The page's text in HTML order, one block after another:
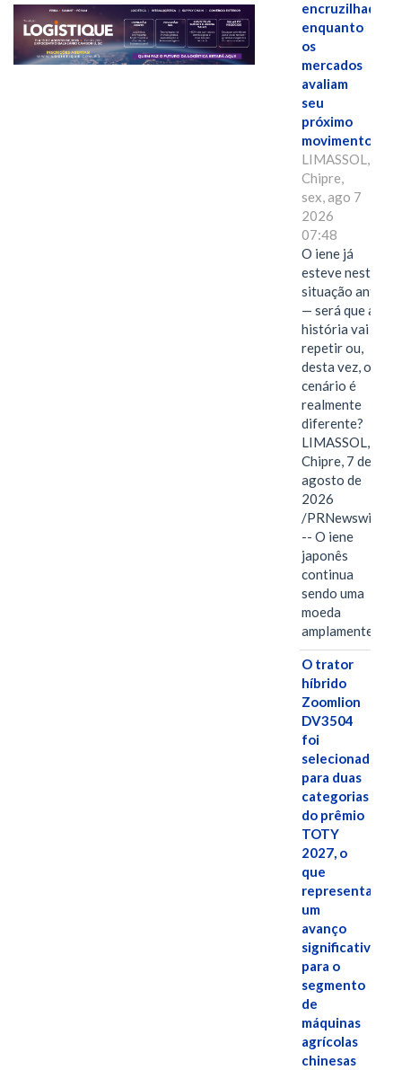
encruzilhada
enquanto
os
mercados
avaliam
seu
próximo
movimento.
LIMASSOL,
Chipre,
sex, ago 7
2026
07:48
O iene já
esteve nesta
situação antes
— será que a
história vai se
repetir ou,
desta vez, o
cenário é
realmente
diferente?
LIMASSOL,
Chipre, 7 de
agosto de
2026
/PRNewswire/
-- O iene
japonês
continua
sendo uma
moeda
amplamente…
O trator
híbrido
Zoomlion
DV3504
foi
selecionado
para duas
categorias
do prêmio
TOTY
2027, o
que
representa
um
avanço
significativo
para o
segmento
de
máquinas
agrícolas
chinesas